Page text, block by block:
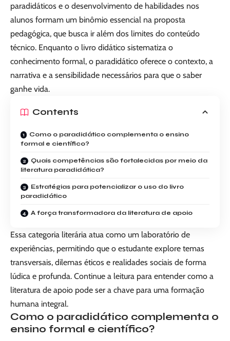
paradidáticos e o desenvolvimento de habilidades nos
alunos formam um binômio essencial na proposta
pedagógica, que busca ir além dos limites do conteúdo
técnico. Enquanto o livro didático sistematiza o
conhecimento formal, o paradidático oferece o contexto, a
narrativa e a sensibilidade necessários para que o saber
ganhe vida.
Contents
Como o paradidático complementa o ensino
formal e científico?
Quais competências são fortalecidas por meio da
literatura paradidática?
Estratégias para potencializar o uso do livro
paradidático
A força transformadora da literatura de apoio
Essa categoria literária atua como um laboratório de
experiências, permitindo que o estudante explore temas
transversais, dilemas éticos e realidades sociais de forma
lúdica e profunda. Continue a leitura para entender como a
literatura de apoio pode ser a chave para uma formação
humana integral.
Como o paradidático complementa o
ensino formal e científico?